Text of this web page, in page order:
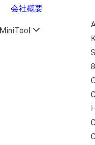
会社概要
MiniTool